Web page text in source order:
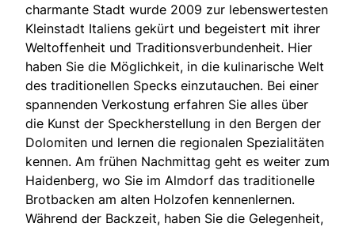
charmante Stadt wurde 2009 zur lebenswertesten
Kleinstadt Italiens gekürt und begeistert mit ihrer
Weltoffenheit und Traditionsverbundenheit. Hier
haben Sie die Möglichkeit, in die kulinarische Welt
des traditionellen Specks einzutauchen. Bei einer
spannenden Verkostung erfahren Sie alles über
die Kunst der Speckherstellung in den Bergen der
Dolomiten und lernen die regionalen Spezialitäten
kennen. Am frühen Nachmittag geht es weiter zum
Haidenberg, wo Sie im Almdorf das traditionelle
Brotbacken am alten Holzofen kennenlernen.
Während der Backzeit, haben Sie die Gelegenheit,